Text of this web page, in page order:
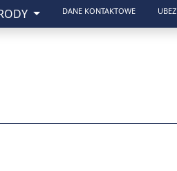
DANE KONTAKTOWE